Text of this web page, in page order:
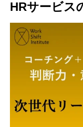
HRサービス